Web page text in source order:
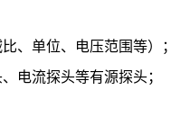
、单位、电压范围等）；
电流探头等有源探头；